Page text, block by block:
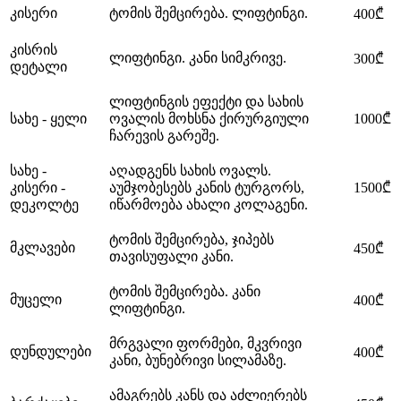
კისერი ტომის შემცირება. ლიფტინგი. 400₾
კისრის
დეტალი
ლიფტინგი. კანი სიმკრივე. 300₾
სახე - ყელი
ლიფტინგის ეფექტი და სახის
ოვალის მოხსნა ქირურგიული
ჩარევის გარეშე.
1000₾
სახე -
კისერი -
დეკოლტე
აღადგენს სახის ოვალს.
აუმჯობესებს კანის ტურგორს,
იწარმოება ახალი კოლაგენი.
1500₾
მკლავები
ტომის შემცირება, ჯიპებს
თავისუფალი კანი.
450₾
მუცელი
ტომის შემცირება. კანი
ლიფტინგი.
400₾
დუნდულები
მრგვალი ფორმები, მკვრივი
კანი, ბუნებრივი სილამაზე.
400₾
ამაგრებს კანს და აძლიერებს